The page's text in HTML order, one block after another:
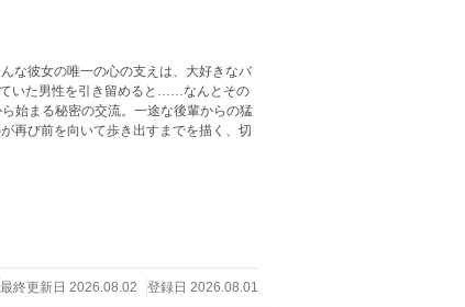
な彼女の唯一の心の支えは、大好きなバ
再び前を向いて歩き出すまでを描く、切
最終更新日 2026.08.02 登録日 2026.08.01